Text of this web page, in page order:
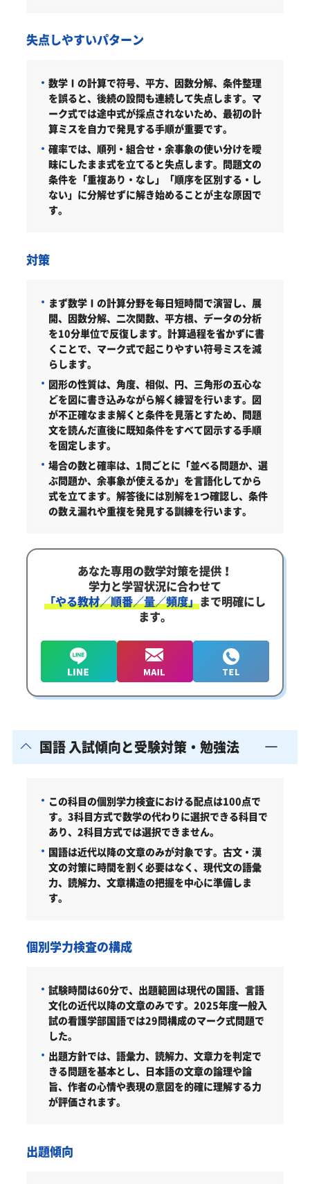
失点しやすいパターン
数学Ⅰの計算で符号、平方、因数分解、条件整理
を誤ると、後続の設問も連続して失点します。マ
ーク式では途中式が採点されないため、最初の計
算ミスを自力で発見する手順が重要です。
確率では、順列・組合せ・余事象の使い分けを曖
昧にしたまま式を立てると失点します。問題文の
条件を「重複あり・なし」「順序を区別する・し
ない」に分解せずに解き始めることが主な原因で
す。
対策
まず数学Ⅰの計算分野を毎日短時間で演習し、展
開、因数分解、二次関数、平方根、データの分析
を10分単位で反復します。計算過程を省かずに書
くことで、マーク式で起こりやすい符号ミスを減
らします。
図形の性質は、角度、相似、円、三角形の五心な
どを図に書き込みながら解く練習を行います。図
が不正確なまま解くと条件を見落とすため、問題
文を読んだ直後に既知条件をすべて図示する手順
を固定します。
場合の数と確率は、1問ごとに「並べる問題か、選
ぶ問題か、余事象が使えるか」を言語化してから
式を立てます。解答後には別解を1つ確認し、条件
の数え漏れや重複を発見する訓練を行います。
あなた専用の数学対策を提供！
学力と学習状況に合わせて
「やる教材／順番／量／頻度」まで明確にし
ます。
国語 入試傾向と受験対策・勉強法
この科目の個別学力検査における配点は100点で
す。3科目方式で数学の代わりに選択できる科目で
あり、2科目方式では選択できません。
国語は近代以降の文章のみが対象です。古文・漢
文の対策に時間を割く必要はなく、現代文の語彙
力、読解力、文章構造の把握を中心に準備しま
す。
個別学力検査の構成
試験時間は60分で、出題範囲は現代の国語、言語
文化の近代以降の文章のみです。2025年度一般入
試の看護学部国語では29問構成のマーク式問題で
した。
出題方針では、語彙力、読解力、文章力を判定で
きる問題を基本とし、日本語の文章の論理や論
旨、作者の心情や表現の意図を的確に理解する力
が評価されます。
出題傾向